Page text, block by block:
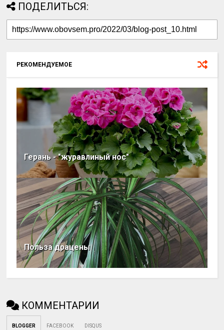
ПОДЕЛИТЬСЯ:
РЕКОМЕНДУЕМОЕ
Герань - "журавлиный нос"
Польза драцены
КОММЕНТАРИИ
BLOGGER FACEBOOK DISQUS